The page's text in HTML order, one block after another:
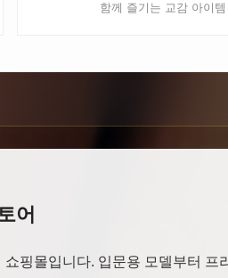
함께 즐기는 교감 아이템
어
핑몰입니다. 입문용 모델부터 프리